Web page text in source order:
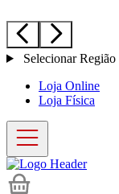
Selecionar Região
Loja Online
Loja Física